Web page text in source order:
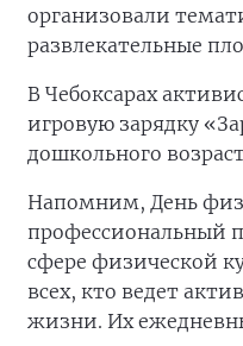
организовали
развлекательные
В Чебоксарах
игровую зарядку
дошкольного
Напомним, День
профессиональный
сфере физической
всех, кто ведет
жизни. Их